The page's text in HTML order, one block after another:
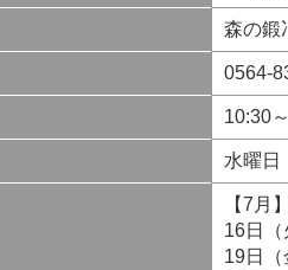
森の鍛
0564-
10:30
水曜日
【7月
16日
19日